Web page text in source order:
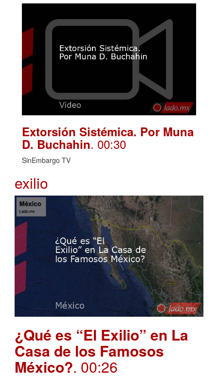
Extorsión Sistémica. Por Muna
D. Buchahin. 00:30
SinEmbargo TV
exilio
¿Qué es “El Exilio” en La
Casa de los Famosos
México?. 00:26